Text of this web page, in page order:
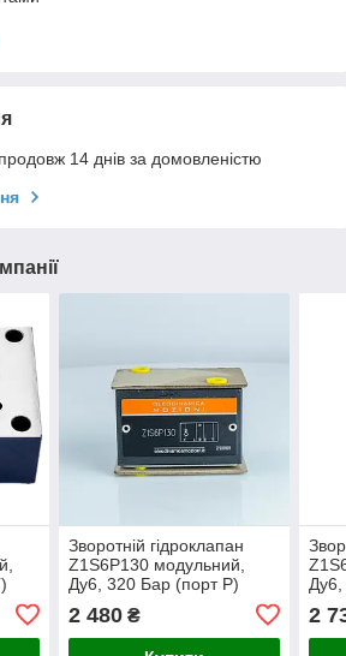
14 днів за домовленістю
Зворотній гідроклапан
Z1S6P130 модульний,
Ду6, 320 Бар (порт Р)
2 480₴ 2